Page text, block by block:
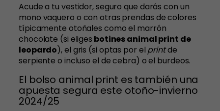
Acude a tu vestidor, seguro que darás con un
mono vaquero o con otras prendas de colores
típicamente otoñales como el marrón
chocolate (si eliges botines animal print de
leopardo), el gris (si optas por el printde
serpiente o incluso el de cebra) o el burdeos.
El bolso animal print es también una
apuesta segura este otoño-invierno
2024/25